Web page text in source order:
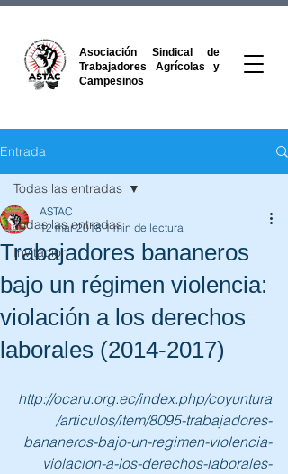
Asociación Sindical de
Trabajadores Agrícolas y
Campesinos
Entrada
Todas las entradas
Invitacion
Todas las entradas
Trabajadores bananeros
bajo un régimen violencia:
violación a los derechos
laborales (2014-2017)
ASTAC
12 mar 2018 1 min de lectura
http://ocaru.org.ec/index.php/coyuntura
/articulos/item/8095-trabajadores-
bananeros-bajo-un-regimen-violencia-
violacion-a-los-derechos-laborales-